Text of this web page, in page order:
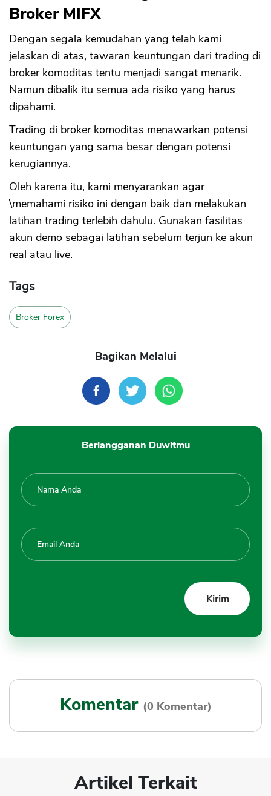
Broker MIFX
Dengan segala kemudahan yang telah kami
jelaskan di atas, tawaran keuntungan dari trading di
broker komoditas tentu menjadi sangat menarik.
Namun dibalik itu semua ada risiko yang harus
dipahami.
Trading di broker komoditas menawarkan potensi
keuntungan yang sama besar dengan potensi
kerugiannya.
Oleh karena itu, kami menyarankan agar
\memahami risiko ini dengan baik dan melakukan
latihan trading terlebih dahulu. Gunakan fasilitas
akun demo sebagai latihan sebelum terjun ke akun
real atau live.
Tags
Broker Forex
Bagikan Melalui
Berlangganan Duwitmu
Komentar (0 Komentar)
Artikel Terkait